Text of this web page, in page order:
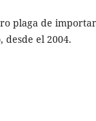
plaga de
el 2004.